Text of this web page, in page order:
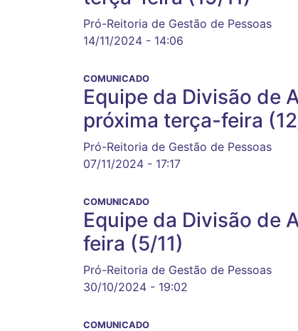
Pró-Reitoria de Gestão de Pessoas
14/11/2024 - 14:06
COMUNICADO
Equipe da Divisão de
próxima terça-feira
Pró-Reitoria de Gestão de Pessoas
07/11/2024 - 17:17
COMUNICADO
Equipe da Divisão de
feira (5/11)
Pró-Reitoria de Gestão de Pessoas
30/10/2024 - 19:02
COMUNICADO